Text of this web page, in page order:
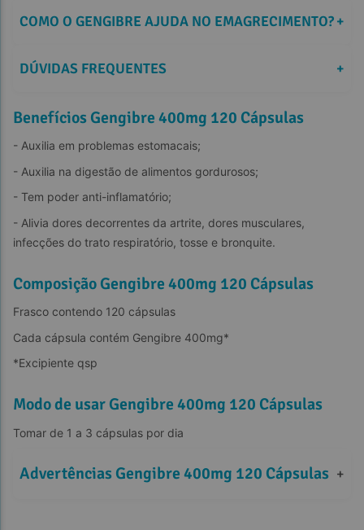
COMO O GENGIBRE AJUDA NO EMAGRECIMENTO?+
DÚVIDAS FREQUENTES +
Benefícios Gengibre 400mg 120 Cápsulas
- Auxilia em problemas estomacais;
- Auxilia na digestão de alimentos gordurosos;
- Tem poder anti-inflamatório;
- Alivia dores decorrentes da artrite, dores musculares,
infecções do trato respiratório, tosse e bronquite.
Composição Gengibre 400mg 120 Cápsulas
Frasco contendo 120 cápsulas
Cada cápsula contém Gengibre 400mg*
*Excipiente qsp
Modo de usar Gengibre 400mg 120 Cápsulas
Tomar de 1 a 3 cápsulas por dia
Advertências Gengibre 400mg 120 Cápsulas +